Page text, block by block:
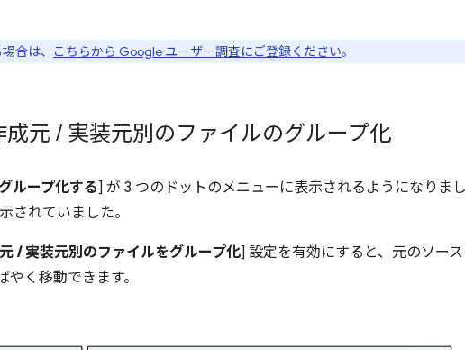
合は、 こちらから Google ユーザー調査にご登録ください。
成元 / 実装元別のファイルのグループ化
ループ化する] が 3 つのドットのメニューに表示されるようになりまし
されていました。
/ 実装元別のファイルをグループ化] 設定を有効にすると、元のソー
く移動できます。